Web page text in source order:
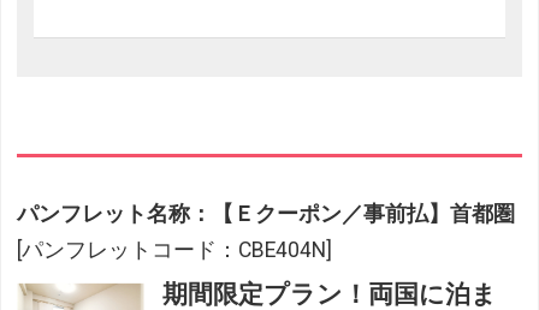
パンフレット名称：【Ｅクーポン／事前払】首都圏
[パンフレットコード：CBE404N]
期間限定プラン！両国に泊ま